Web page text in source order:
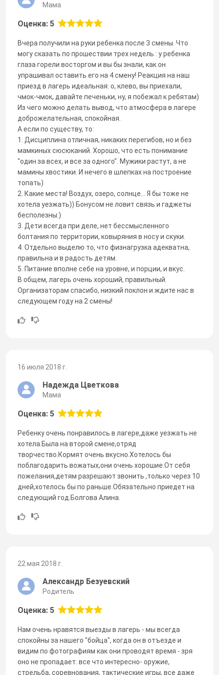
Мама
Оценка: 5
Вчера получили на руки ребенка после 3 смены. Что
могу сказать по прошествии трех недель : у ребенка
глаза горели восторгом и вы бы знали, как он
упрашивал оставить его на 4 смену! Реакция на наш
приезд в лагерь идеальная: о, клево, вы приехали,
чмок-чмок, давайте печеньки, ну, я побежал к ребятам)
Из чего можно делать вывод, что атмосфера в лагере
доброжелательная, спокойная.
А если по существу, то:
1. Дисциплина отличная, никаких перегибов, но и без
мамкиных сюсюканий. Хорошо, что есть понимание
"один за всех, и все за одного". Мужики растут, а не
мамины хвостики. И нечего в шлепках на построение
топать)
2. Какие места! Воздух, озеро, солнце... Я бы тоже не
хотела уезжать)) Бонусом не ловит связь и гаджеты
бесполезны:)
3. Дети всегда при деле, нет бессмысленного
болтания по территории, ковыряния в носу и скуки.
4. Отдельно выделю то, что физнагрузка адекватна,
правильна и в радость детям.
5. Питание вполне себе на уровне, и порции, и вкус.
В общем, лагерь очень хороший, правильный.
Организаторам спасибо, низкий поклон и ждите нас в
следующем году на 2 смены!
16 июля 2018 г.
Надежда Цветкова
Мама
Оценка: 5
Ребенку очень понравилось в лагере,даже уезжать не
хотела.Была на второй смене,отряд
творчество.Кормят очень вкусно.Хотелось бы
поблагодарить вожатых,они очень хорошие.От себя
пожелания,детям разрешают звонить ,только через 10
дней,хотелось бы по раньше.Обязательно приедет на
следующий год.Болгова Алина.
22 мая 2018 г.
Александр Безуевский
Родитель
Оценка: 5
Нам очень нравятся выезды в лагерь - мы всегда
спокойны за нашего "бойца", когда он в отъезде и
видим по фотографиям как они проводят время - зря
оно не пропадает: все что интересно- оружие,
стрельба, соревнования, тактические игры, все даже